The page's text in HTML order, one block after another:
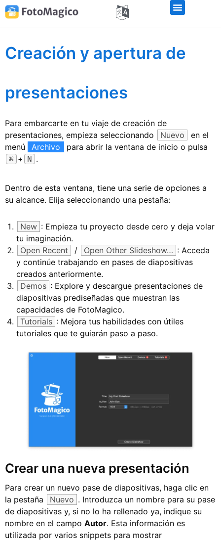
Creación y apertura de
presentaciones
Para embarcarte en tu viaje de creación de
presentaciones, empieza seleccionando
Nuevo
en el
menú
Archivo para abrir la ventana de inicio o pulsa
⌘ + N .
Dentro de esta ventana, tiene una serie de opciones a
su alcance. Elija seleccionando una pestaña:
New : Empieza tu proyecto desde cero y deja volar
tu imaginación.
Open Recent
/ Open Other Slideshow… : Acceda
y continúe trabajando en pases de diapositivas
creados anteriormente.
Demos : Explore y descargue presentaciones de
diapositivas prediseñadas que muestran las
capacidades de FotoMagico.
Tutorials : Mejora tus habilidades con útiles
tutoriales que te guiarán paso a paso.
Crear una nueva presentación
Para crear un nuevo pase de diapositivas, haga clic en
la pestaña
Nuevo . Introduzca un nombre para su pase
de diapositivas y, si no lo ha rellenado ya, indique su
nombre en el campo Autor. Esta información es
utilizada por varios snippets para mostrar